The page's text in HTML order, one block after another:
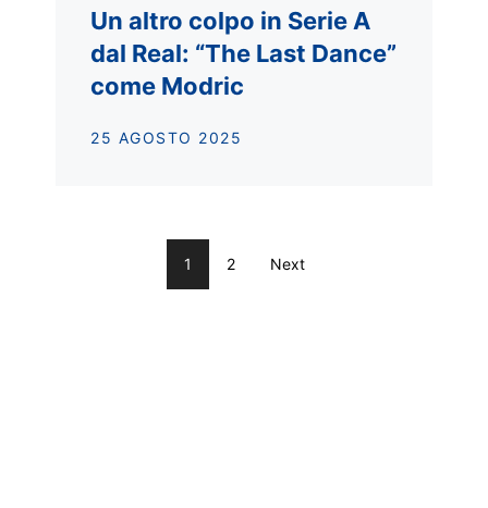
Un altro colpo in Serie A
dal Real: “The Last Dance”
come Modric
25 AGOSTO 2025
1 2 Next